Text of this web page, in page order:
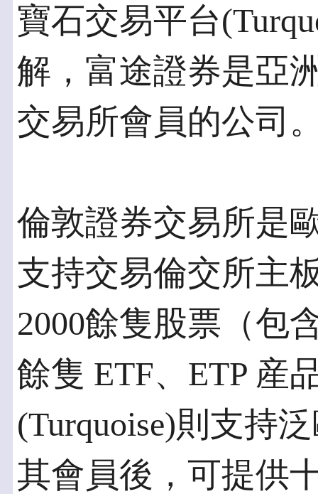
寶石交易平台
解，富途證券是亞
交易所會員的公司
倫敦證券交易所是
支持交易倫交所主
2000餘隻股票（包
餘隻 ETF、ETP 産
(Turquoise)則支持
其會員後，可提供